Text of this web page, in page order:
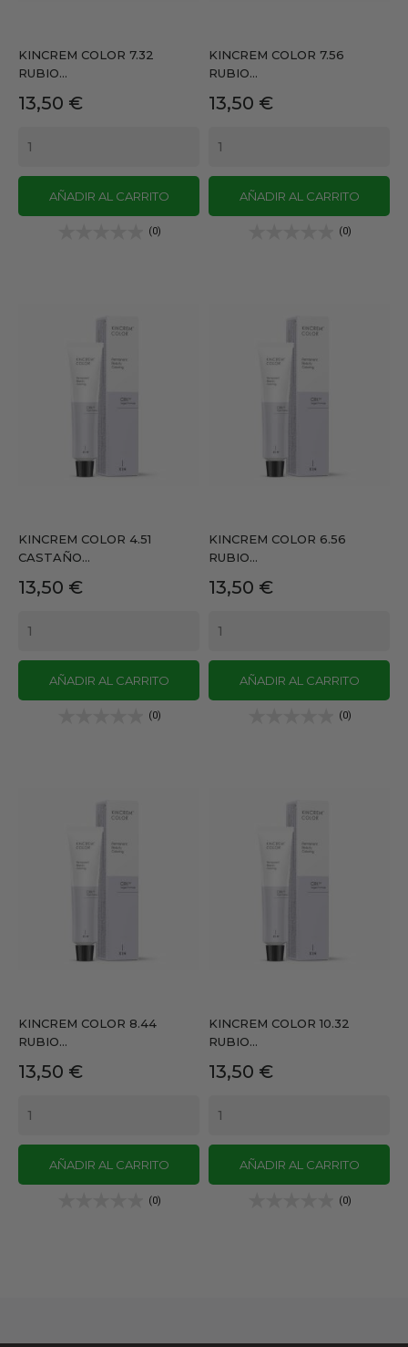
KINCREM COLOR 7.32
RUBIO...
Precio
13,50 €
AÑADIR AL CARRITO
(0)
KINCREM COLOR 7.56
RUBIO...
Precio
13,50 €
AÑADIR AL CARRITO
(0)
KINCREM COLOR 4.51
CASTAÑO...
Precio
13,50 €
AÑADIR AL CARRITO
(0)
KINCREM COLOR 6.56
RUBIO...
Precio
13,50 €
AÑADIR AL CARRITO
(0)
KINCREM COLOR 8.44
RUBIO...
Precio
13,50 €
AÑADIR AL CARRITO
(0)
KINCREM COLOR 10.32
RUBIO...
Precio
13,50 €
AÑADIR AL CARRITO
(0)